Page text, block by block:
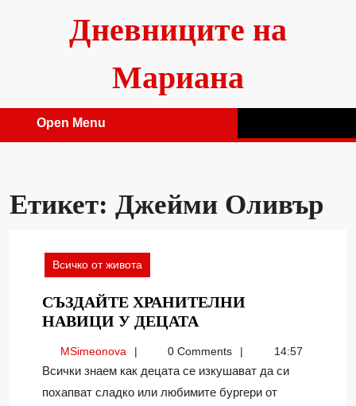
Дневниците на
Мариана
Open Menu
Етикет: Джейми Оливър
Всичко от живота
СЪЗДАЙТЕ ХРАНИТЕЛНИ
НАВИЦИ У ДЕЦАТА
НАВИЦИ
У
ДЕЦАТА
MSimeonovaMSimeonova0 Comments 14:57
Всички знаем как децата се изкушават да си
похапват сладко или любимите бургери от